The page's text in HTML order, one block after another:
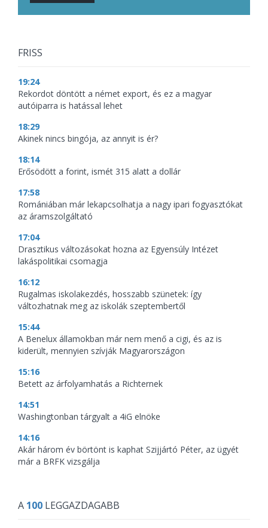
FRISS
19:24
Rekordot döntött a német export, és ez a magyar
autóiparra is hatással lehet
18:29
Akinek nincs bingója, az annyit is ér?
18:14
Erősödött a forint, ismét 315 alatt a dollár
17:58
Romániában már lekapcsolhatja a nagy ipari fogyasztókat
az áramszolgáltató
17:04
Drasztikus változásokat hozna az Egyensúly Intézet
lakáspolitikai csomagja
16:12
Rugalmas iskolakezdés, hosszabb szünetek: így
változhatnak meg az iskolák szeptembertől
15:44
A Benelux államokban már nem menő a cigi, és az is
kiderült, mennyien szívják Magyarországon
15:16
Betett az árfolyamhatás a Richternek
14:51
Washingtonban tárgyalt a 4iG elnöke
14:16
Akár három év börtönt is kaphat Szijjártó Péter, az ügyét
már a BRFK vizsgálja
A 100 LEGGAZDAGABB